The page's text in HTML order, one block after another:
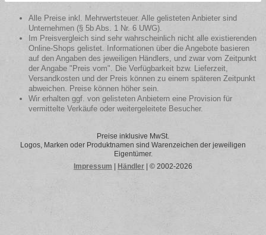
Alle Preise inkl. Mehrwertsteuer. Alle gelisteten Anbieter sind
Unternehmen (§ 5b Abs. 1 Nr. 6 UWG).
Im Preisvergleich sind sehr wahrscheinlich nicht alle existierenden
Online-Shops gelistet. Informationen über die Angebote basieren
auf den Angaben des jeweiligen Händlers, und zwar vom Zeitpunkt
der Angabe "Preis vom". Die Verfügbarkeit bzw. Lieferzeit,
Versandkosten und der Preis können zu einem späteren Zeitpunkt
abweichen. Preise können höher sein.
Wir erhalten ggf. von gelisteten Anbietern eine Provision für
vermittelte Verkäufe oder weitergeleitete Besucher.
Preise inklusive MwSt.
Logos, Marken oder Produktnamen sind Warenzeichen der jeweiligen
Eigentümer.
Impressum
Händler | © 2002-2026